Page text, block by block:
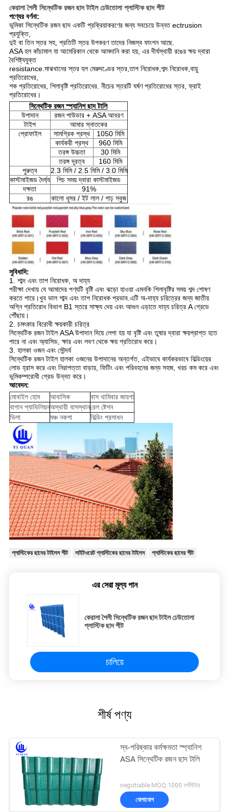
কেরালা শৈলী সিন্থেটিক রজন ছাদ টাইল ঢেউতোলা প্লাস্টিক ছাদ শীট
পণ্যের বর্ণনা:
ভূমিকা সিন্থেটিক রজন ছাদ একটি প্রক্রিয়াকরণের জন্য সবচেয়ে উন্নত ectrusion
প্রযুক্তি,
দুই বা তিন স্তর সহ, প্রতিটি স্তর উপকরণ তাদের নিজস্ব ফাংশন আছে.
ASA হল কাঁচামাল যা আমেরিকান থেকে আমদানি করা হয়, এর দীর্ঘস্থায়ী রঙের ক্ষয় দ্বারা
বৈশিষ্ট্যযুক্ত
resistance.মাঝখানের স্তর হল মেরুদণ্ডের স্তর,তাপ নিরোধক,শব্দ নিরোধক,বায়ু
প্রতিরোধের,
শক প্রতিরোধের, শিলাবৃষ্টি প্রতিরোধের. নীচের স্তরটি ঘর্ষণ প্রতিরোধের স্তর, ফ্রাই
প্রতিরোধের।
সিন্থেটিক রজন স্প্যানিশ ছাদ টালি
উপাদান
রজন পাউডার + ASA আবরণ
টাইপ
আমার স্নাতকের
প্রোফাইল
সামগ্রিক প্রস্থ
1050 মিমি
কার্যকরী প্রস্থ
960 মিমি
তরঙ্গ উচ্চতা
30 মিমি
তরঙ্গ দূরত্ব
160 মিমি
পুরুত্ব
2.3 মিমি / 2.5 মিমি / 3.0 মিমি
কাস্টমাইজড দৈর্ঘ্য
পিচ সময় দ্বারা কাস্টমাইজড
দক্ষতা
91%
রঙ
কালো ধূসর / ইট লাল / গাঢ় সবুজ
সুবিধাদি:
1. শাব্দ এবং তাপ নিরোধক, অ দাহ্য
পরীক্ষা দেখায় যে আমাদের পণ্যটি বৃষ্টি এবং ঝড়ো হাওয়া এমনকি শিলাবৃষ্টির সময় শব্দ শোষণ
করতে পারে।খুব ভাল শাব্দ এবং তাপ নিরোধক প্রভাব.এটি অ-দাহ্য চরিত্রের জন্য জাতীয়
অগ্নি প্রতিরোধ বিভাগ B1 স্তরে সাক্ষ্য দেয় এবং আগুন এড়াতে দাহ্য চরিত্র A গ্রেডে
পৌঁছায়।
2. চমৎকার বিরোধী ক্ষয়কারী চরিত্র
সিন্থেটিক রজন টাইল ASA উপাদান দিয়ে লেপা হয় যা বৃষ্টি এবং তুষার দ্বারা ক্ষয়প্রাপ্ত হতে
পারে না এবং অ্যাসিড, ক্ষার এবং লবণ থেকে ক্ষয় প্রতিরোধ করে।
3. হালকা ওজন এবং সৌন্দর্য
সিন্থেটিক রজন টাইল হালকা ওজনের উপাদানের অন্তর্গত, এইভাবে কার্যকরভাবে বিল্ডিংয়ের
লোড হ্রাস করে এবং নিরাপত্তা বাড়ায়, ফিটিং এবং পরিবহনের জন্য সহজ, খরচ কম করে এবং
ভূমিকম্পরোধী গ্রেড উন্নত করে।
আবেদন:
মোবাইল হোম
আবাসিক
বাস থামিবার জায়গা
বাগান প্যাভিলিয়নঅস্থায়ী বাসস্থানরেল ষ্টেশন
ভিলা
মঞ্চ নকশা বিল্ডিং প্রসাধন
প্লাস্টিকের ছাদের টাইলস শীট লাইটওয়েট প্লাস্টিকের ছাদের টাইলস প্লাস্টিকের ছাদের শীট
এর সেরা মূল্য পান
কেরালা শৈলী সিন্থেটিক রজন ছাদ টাইল ঢেউতোলা
প্লাস্টিক ছাদ শীট
চালিয়ে
শীর্ষ পণ্য
স্ব-পরিষ্কার কর্মক্ষমতা স্প্যানিশ
ASA সিন্থেটিক রজন ছাদ টালি
negotiable MOQ:1000 বর্গমিটার
যোগাযোগ